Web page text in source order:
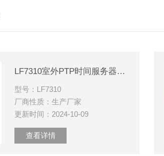
LF7310室外PTP时间服务器时钟系统
型号：LF7310
厂商性质：生产厂家
更新时间：2024-10-09
查看详情